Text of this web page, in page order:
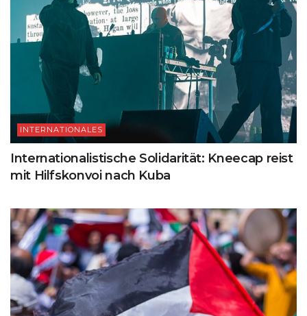
INTERNATIONALES
Internationalistische Solidarität: Kneecap reist
mit Hilfskonvoi nach Kuba